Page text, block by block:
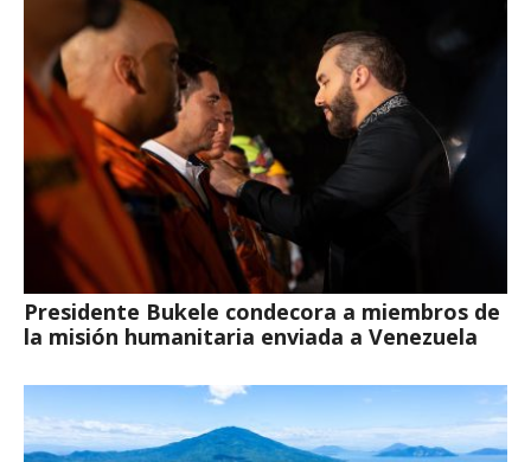
Presidente Bukele condecora a miembros de
la misión humanitaria enviada a Venezuela